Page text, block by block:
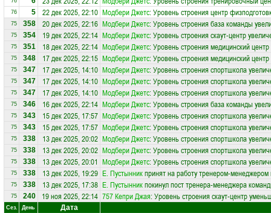
76 5 22 дек 2025, 22:10 Модбери Джетс: Уровень строения центр
75 358 20 дек 2025, 22:16 Модбери Джетс: Уровень строения база команды
75 354 19 дек 2025, 22:14 Модбери Джетс: Уровень строения скаут-центр
75 351 18 дек 2025, 22:14 Модбери Джетс: Уровень строения медицинский
75 348 17 дек 2025, 22:15 Модбери Джетс: Уровень строения медицинский
75 347 17 дек 2025, 14:10 Модбери Джетс: Уровень строения спортшкола
75 347 17 дек 2025, 14:10 Модбери Джетс: Уровень строения спортшкола
75 347 17 дек 2025, 14:10 Модбери Джетс: Уровень строения спортшкола
75 346 16 дек 2025, 22:14 Модбери Джетс: Уровень строения база команды
75 343 15 дек 2025, 17:57 Модбери Джетс: Уровень строения спортшкола
75 343 15 дек 2025, 17:57 Модбери Джетс: Уровень строения спортшкола
75 338 13 дек 2025, 20:02 Модбери Джетс: Уровень строения спортшкола
75 338 13 дек 2025, 20:02 Модбери Джетс: Уровень строения спортшкола
75 338 13 дек 2025, 20:01 Модбери Джетс: Уровень строения спортшкола
75 338 13 дек 2025, 19:29 Е. Пустынникпринят на работу тренером-
75 338 13 дек 2025, 17:38 Е. Пустынникпокинул пост тренера-менеджера
75 240 19 ноя 2025, 22:14 757 Кепри Джая: Уровень строения скаут-центр
Сез. День
Дата